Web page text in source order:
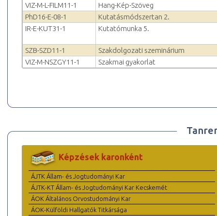
VIZ-M-L-FILM11-1
Hang-Kép-Szöveg
PhD16-E-08-1
Kutatásmódszertan 2.
IR-E-KUT31-1
Kutatómunka 5.
SZB-SZD11-1
Szakdolgozati szeminárium
VIZ-M-NSZGY11-1
Szakmai gyakorlat
Képzések karonként
ÁJTK Állam- és Jogtudományi Kar
ÁJTK-KT Állam- és Jogtudományi Kar Kecskemét
ÁOK Általános Orvostudományi Kar
ÁOK-Külföldi Hallgatók Titkársága